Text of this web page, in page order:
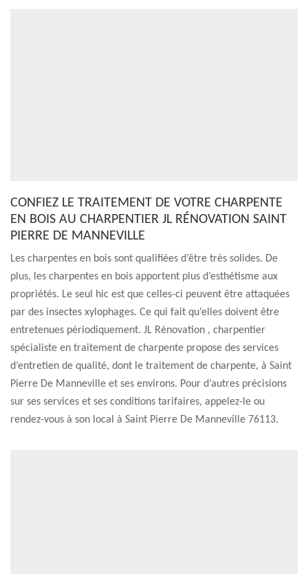
CONFIEZ LE TRAITEMENT DE VOTRE CHARPENTE
EN BOIS AU CHARPENTIER JL RÉNOVATION SAINT
PIERRE DE MANNEVILLE
Les charpentes en bois sont qualifiées d’être très solides. De
plus, les charpentes en bois apportent plus d’esthétisme aux
propriétés. Le seul hic est que celles-ci peuvent être attaquées
par des insectes xylophages. Ce qui fait qu’elles doivent être
entretenues périodiquement. JL Rénovation , charpentier
spécialiste en traitement de charpente propose des services
d’entretien de qualité, dont le traitement de charpente, à Saint
Pierre De Manneville et ses environs. Pour d’autres précisions
sur ses services et ses conditions tarifaires, appelez-le ou
rendez-vous à son local à Saint Pierre De Manneville 76113.